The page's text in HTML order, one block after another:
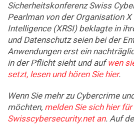
Sicherheitskonferenz Swiss
Pearlman von der Organisation X
Intelligence (XRSI) beklagte in
und Datenschutz seien bei der
Anwendungen erst ein
in der Pflicht sieht und aufwen
setzt, lesen und hören Sie hier.
Wenn Sie mehr zu Cybercrime
möchten, melden Sie sich hier
Swisscybersecurity.net an. Auf